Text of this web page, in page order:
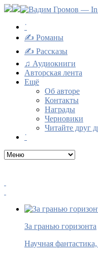
˙
✍ Романы
✍ Рассказы
♫ Аудиокниги
Авторская лента
Ещё
Об авторе
Контакты
Награды
Черновики
Читайте друг
˙
За гранью горизонта
Научная фантастика,